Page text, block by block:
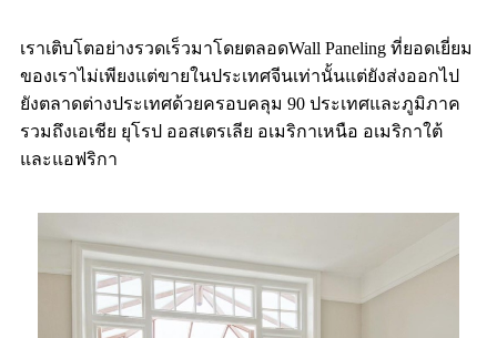
เราเติบโตอย่างรวดเร็วมาโดยตลอดWall Paneling ที่ยอดเยี่ยม
ของเราไม่เพียงแต่ขายในประเทศจีนเท่านั้นแต่ยังส่งออกไป
ยังตลาดต่างประเทศด้วยครอบคลุม 90 ประเทศและภูมิภาค
รวมถึงเอเชีย ยุโรป ออสเตรเลีย อเมริกาเหนือ อเมริกาใต้
และแอฟริกา